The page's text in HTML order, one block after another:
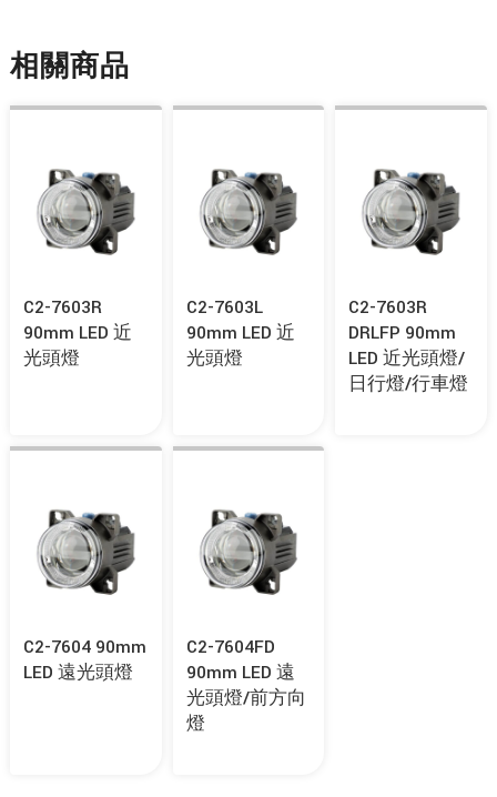
相關商品
C2-7603R
90mm LED 近
光頭燈
C2-7603L
90mm LED 近
光頭燈
C2-7603R
DRLFP 90mm
LED 近光頭燈/
日行燈/行車燈
C2-7604 90mm
LED 遠光頭燈
C2-7604FD
90mm LED 遠
光頭燈/前方向
燈